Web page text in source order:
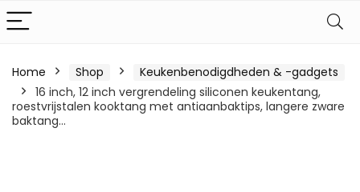
Home Shop
Keukenbenodigdheden & -gadgets
16 inch, 12 inch vergrendeling siliconen keukentang,
roestvrijstalen kooktang met antiaanbaktips, langere zware
baktang…